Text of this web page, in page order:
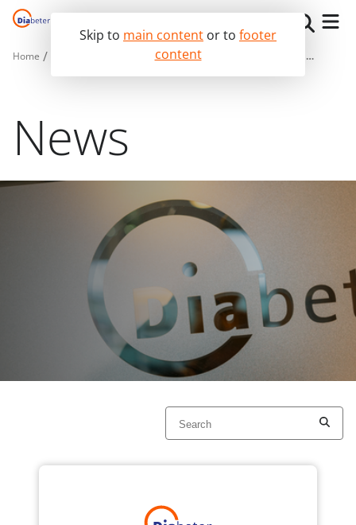
Skip to main content or to footer
content
The Diabeter Way
I am a medical professional
News
Home News Wachttijden bij Diabeter: dit is belangrijk om te weten